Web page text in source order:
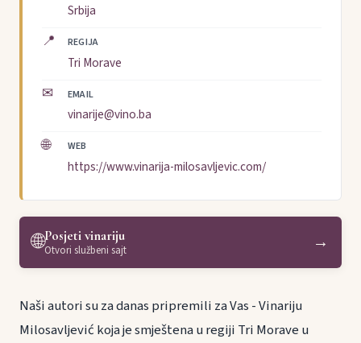
Srbija
📍 REGIJA
Tri Morave
✉ EMAIL
vinarije@vino.ba
🌐 WEB
https://www.vinarija-milosavljevic.com/
🌐Posjeti vinariju
Otvori službeni sajt →
Naši autori su za danas pripremili za Vas - Vinariju
Milosavljević koja je smještena u regiji Tri Morave u